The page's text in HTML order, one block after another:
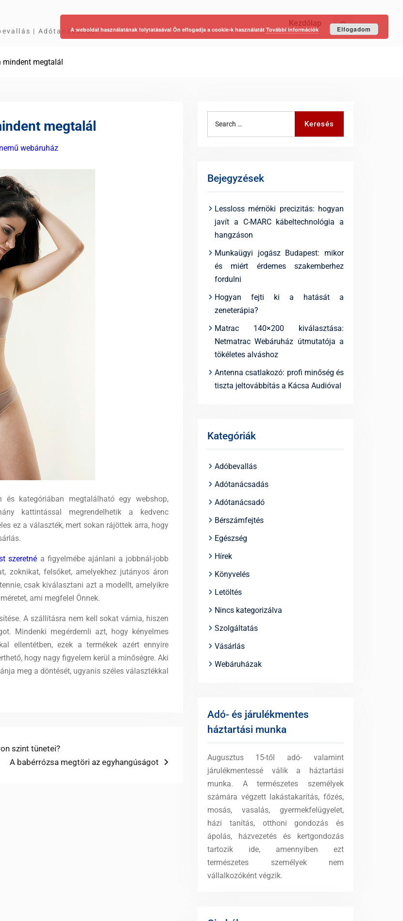
| Adótanácsadó
Kezdőlap Keresés
mindent megtalál
megtalál
webáruház
és kategóriában megtalálható egy webshop,
kattintással megrendelhetik a kedvenc
ez a választék, mert sokan rájöttek arra, hogy
szeretné a figyelmébe ajánlani a jobbnál-jobb
zoknikat, felsőket, amelyekhez jutányos áron
csak kiválasztani azt a modellt, amelyikre
ami megfelel Önnek.
A szállításra nem kell sokat várnia, hiszen
Mindenki megérdemli azt, hogy kényelmes
ellentétben, ezek a termékek azért ennyire
hogy nagy figyelem kerül a minőségre. Aki
meg a döntését, ugyanis széles választékkal
szint tünetei?
Next
A babérrózsa megtöri az egyhangúságot
Keresés
Bejegyzések
Lessloss mérnöki precizitás: hogyan
javít a C-MARC kábeltechnológia a
hangzáson
Munkaügyi jogász Budapest: mikor
és miért érdemes szakemberhez
fordulni
Hogyan fejti ki a hatását a
zeneterápia?
Matrac 140×200 kiválasztása:
Netmatrac Webáruház útmutatója a
tökéletes alváshoz
Antenna csatlakozó: profi minőség és
tiszta jeltovábbítás a Kácsa Audióval
Kategóriák
Adóbevallás
Adótanácsadás
Adótanácsadó
Bérszámfejtés
Egészség
Hírek
Könyvelés
Letöltés
Nincs kategorizálva
Szolgáltatás
Vásárlás
Webáruházak
Adó- és járulékmentes
háztartási munka
Augusztus 15-től adó- valamint
járulékmentessé válik a háztartási
munka. A természetes személyek
számára végzett lakástakarítás, főzés,
mosás, vasalás, gyermekfelügyelet,
házi tanítás, otthoni gondozás és
ápolás, házvezetés és kertgondozás
tartozik ide, amennyiben ezt
természetes személyek nem
vállalkozóként végzik.
A weboldal használatának folytatásával Ön elfogadja a cookie-k használatát További információk Elfogadom